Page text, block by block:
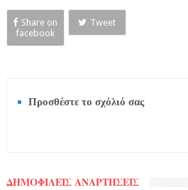
Share on
facebook
Tweet
Προσθέστε το σχόλιό σας
ΔΗΜΟΦΙΛΕΙΣ ΑΝΑΡΤΗΣΕΙΣ